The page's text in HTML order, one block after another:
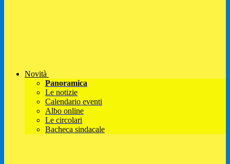
Novità
Panoramica
Le notizie
Calendario eventi
Albo online
Le circolari
Bacheca sindacale